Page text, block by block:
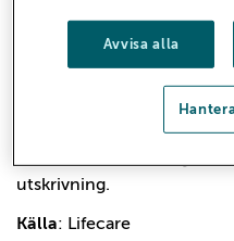
Om tidpunkt för
vården så snart det är
utskrivning.
Källa: Lifecare
Avvisa alla